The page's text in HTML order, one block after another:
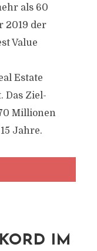
als 60
2019 der
Value
Estate
Das Ziel-
Millionen
Jahre.
IM